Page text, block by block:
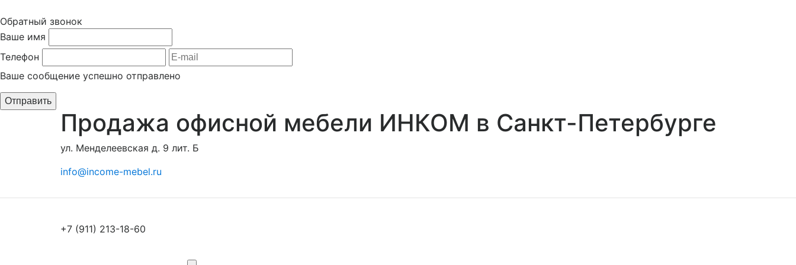
Обратный звонок
Ваше имя
Телефон
Ваше сообщение успешно отправлено
Продажа офисной мебели ИНКОМ в Санкт-Петербурге
ул. Менделеевская д. 9 лит. Б
info@income-mebel.ru
+7 (911) 213-18-60